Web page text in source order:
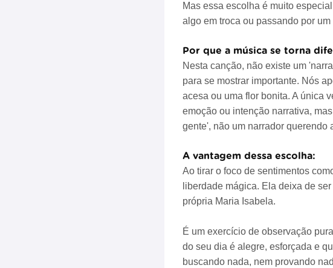
Mas essa escolha é muito
algo em troca ou passando por
Por que a música se torna
Nesta canção, não existe um
para se mostrar importante. Nós
acesa ou uma flor bonita. A única
emoção ou intenção narrativa,
gente', não um narrador querendo
A vantagem dessa escolha:
Ao tirar o foco de sentimentos
liberdade mágica. Ela deixa de
própria Maria Isabela.
É um exercício de observação
do seu dia é alegre, esforçada e
buscando nada, nem provando